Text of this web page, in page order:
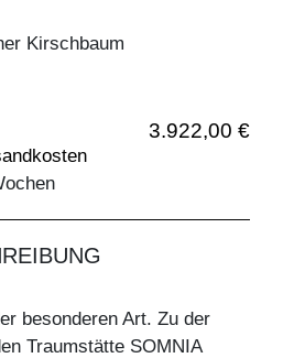
Kirschbaum
3.922,00 €
besonderen Art. Zu der
Traumstätte SOMNIA